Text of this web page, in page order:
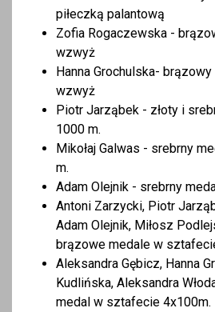
piłeczką palantową
Zofia Rogaczewska -
wzwyż
Hanna Grochulska-
wzwyż
Piotr Jarząbek - złoty i
1000 m.
Mikołaj Galwas - srebrny
m.
Adam Olejnik - srebrny
Antoni Zarzycki, Piotr
Adam Olejnik, Miłosz
brązowe medale w
Aleksandra Gębicz, Hanna
Kudlińska, Aleksandra
medal w sztafecie 4x100m.